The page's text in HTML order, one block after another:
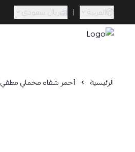
العربية | ريال سعودي
الرئيسية أحمر شفاه مخملي مطفي G03